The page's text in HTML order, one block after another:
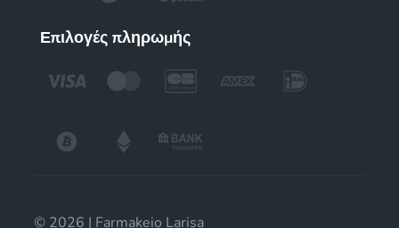
Επιλογές πληρωμής
© 2026 | Farmakeio Larisa